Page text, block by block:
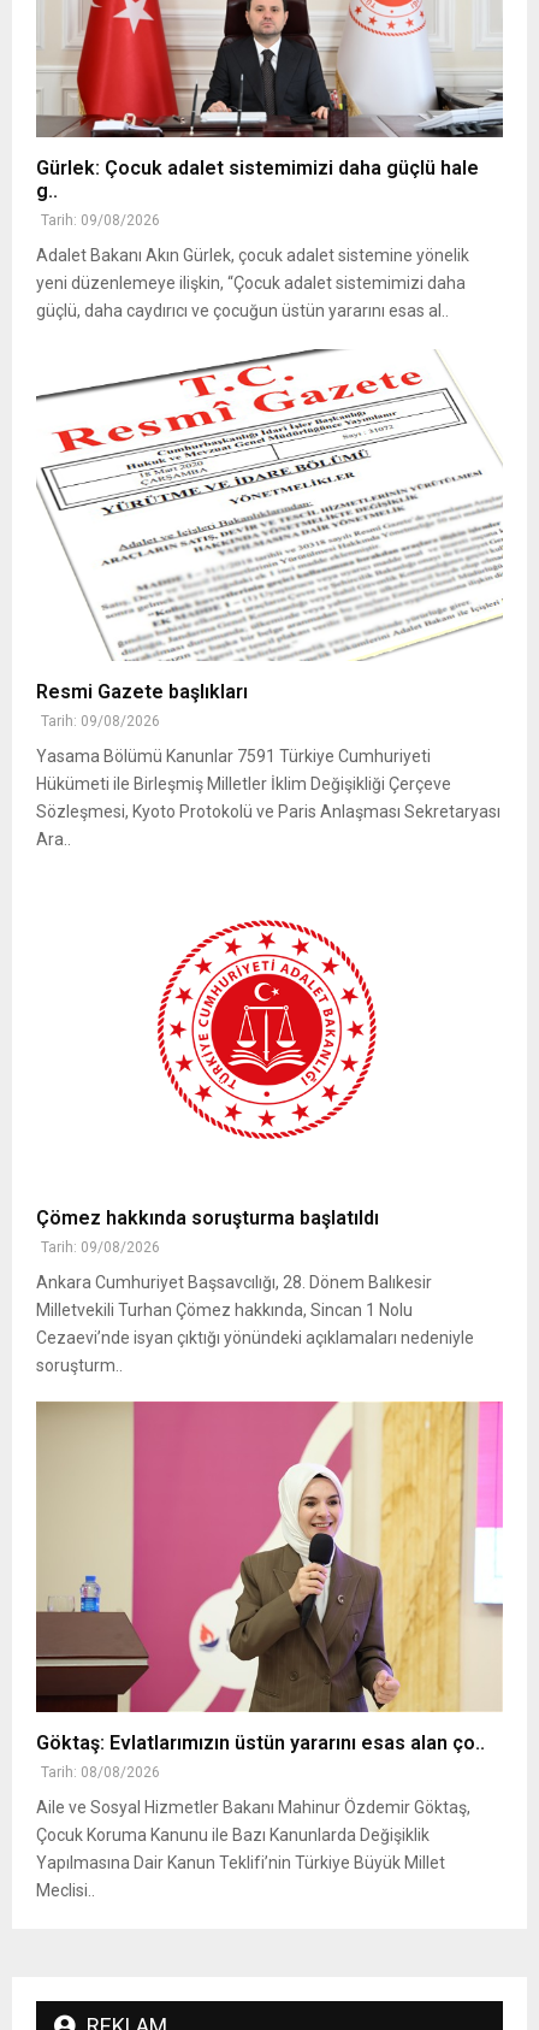
Gürlek: Çocuk adalet sistemimizi daha güçlü hale
g..
Tarih: 09/08/2026
Adalet Bakanı Akın Gürlek, çocuk adalet sistemine yönelik
yeni düzenlemeye ilişkin, “Çocuk adalet sistemimizi daha
güçlü, daha caydırıcı ve çocuğun üstün yararını esas al..
Resmi Gazete başlıkları
Tarih: 09/08/2026
Yasama Bölümü Kanunlar 7591 Türkiye Cumhuriyeti
Hükümeti ile Birleşmiş Milletler İklim Değişikliği Çerçeve
Sözleşmesi, Kyoto Protokolü ve Paris Anlaşması Sekretaryası
Ara..
Çömez hakkında soruşturma başlatıldı
Tarih: 09/08/2026
Ankara Cumhuriyet Başsavcılığı, 28. Dönem Balıkesir
Milletvekili Turhan Çömez hakkında, Sincan 1 Nolu
Cezaevi’nde isyan çıktığı yönündeki açıklamaları nedeniyle
soruşturm..
Göktaş: Evlatlarımızın üstün yararını esas alan ço..
Tarih: 08/08/2026
Aile ve Sosyal Hizmetler Bakanı Mahinur Özdemir Göktaş,
Çocuk Koruma Kanunu ile Bazı Kanunlarda Değişiklik
Yapılmasına Dair Kanun Teklifi’nin Türkiye Büyük Millet
Meclisi..